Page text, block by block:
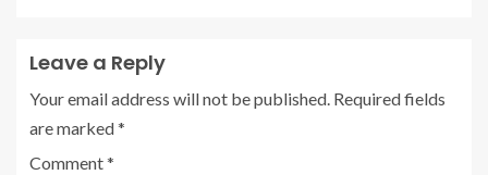
Leave a Reply
Your email address will not be published. Required fields
are marked*
Comment*